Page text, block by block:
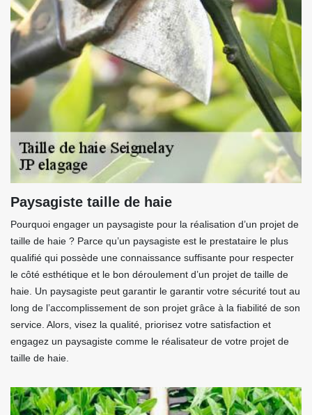
Paysagiste taille de haie
Pourquoi engager un paysagiste pour la réalisation d’un projet de
taille de haie ? Parce qu’un paysagiste est le prestataire le plus
qualifié qui possède une connaissance suffisante pour respecter
le côté esthétique et le bon déroulement d’un projet de taille de
haie. Un paysagiste peut garantir le garantir votre sécurité tout au
long de l’accomplissement de son projet grâce à la fiabilité de son
service. Alors, visez la qualité, priorisez votre satisfaction et
engagez un paysagiste comme le réalisateur de votre projet de
taille de haie.